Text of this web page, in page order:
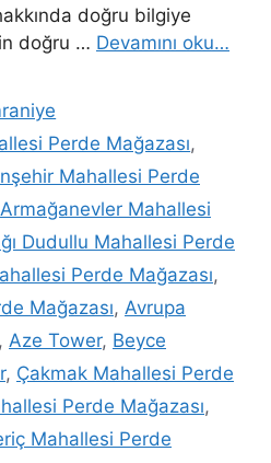
doğru bilgiye
doğru … Devamını oku…
Perde Mağazası,
Mahallesi Perde
Armağanevler Mahallesi
Dudullu Mahallesi Perde
Perde Mağazası,
Mağazası, Avrupa
Aze Tower, Beyce
, Çakmak Mahallesi Perde
Perde Mağazası,
Mahallesi Perde